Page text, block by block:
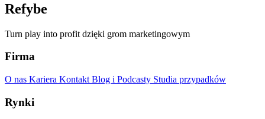
Refybe
Turn play into profit dzięki grom marketingowym
Firma
O nas Kariera Kontakt Blog i Podcasty Studia przypadków
Rynki